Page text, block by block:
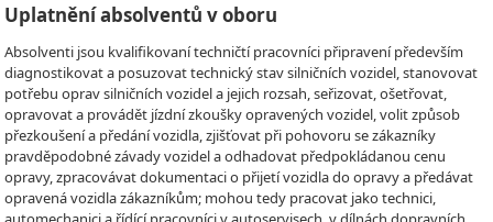
Uplatnění absolventů v oboru
Absolventi jsou kvalifikovaní techničtí pracovníci připravení především
diagnostikovat a posuzovat technický stav silničních vozidel, stanovovat
potřebu oprav silničních vozidel a jejich rozsah, seřizovat, ošetřovat,
opravovat a provádět jízdní zkoušky opravených vozidel, volit způsob
přezkoušení a předání vozidla, zjišťovat při pohovoru se zákazníky
pravděpodobné závady vozidel a odhadovat předpokládanou cenu
opravy, zpracovávat dokumentaci o přijetí vozidla do opravy a předávat
opravená vozidla zákazníkům; mohou tedy pracovat jako technici,